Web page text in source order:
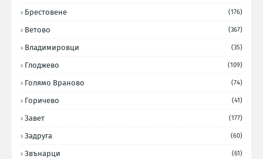
Брестовене (176)
Ветово (367)
Владимировци (35)
Глоджево (109)
Голямо Враново (74)
Горичево (41)
Завет (177)
Задруга (60)
Звънарци (61)